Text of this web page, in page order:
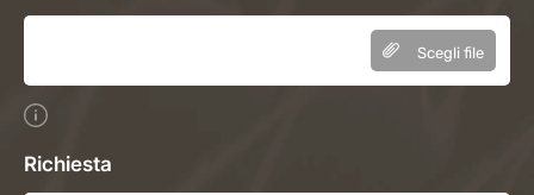
Scegli file
Richiesta